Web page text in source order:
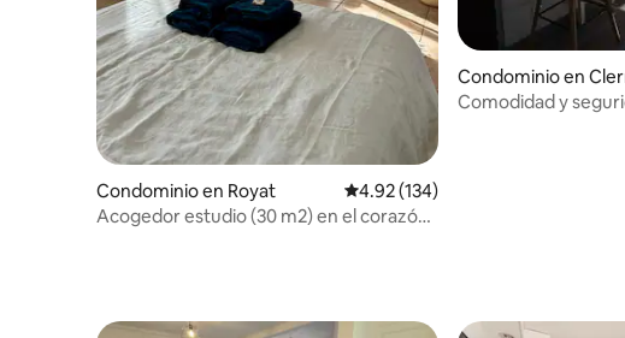
Condominio en Royat Calificación promedio: 4.92 de 5;
4.92 (134)
Acogedor estudio (30 m2) en el corazón
Condominio en
errand
Comodidad y